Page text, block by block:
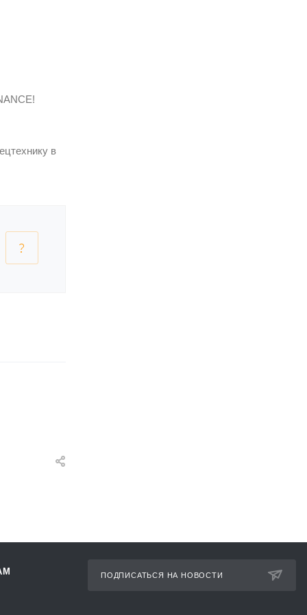
в
ПОДПИСАТЬСЯ НА НОВОСТИ